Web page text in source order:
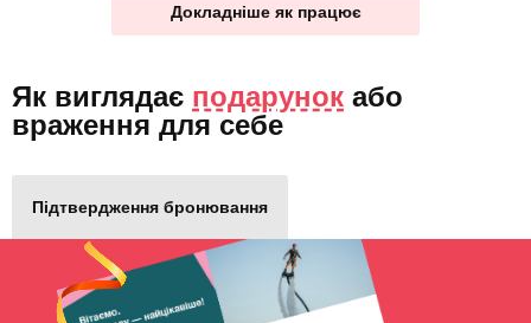
Докладніше як працює
Як виглядає подарунок або
враження для себе
Підтвердження бронювання